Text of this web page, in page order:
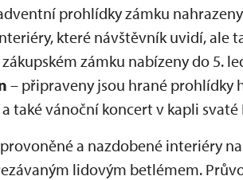
prohlídky zámku
které návštěvník uvidí, ale
zámku nabízeny do 5.
– připraveny jsou hrané prohlídky
také vánoční koncert v kapli svaté
a nazdobené interiéry na
lidovým betlémem.